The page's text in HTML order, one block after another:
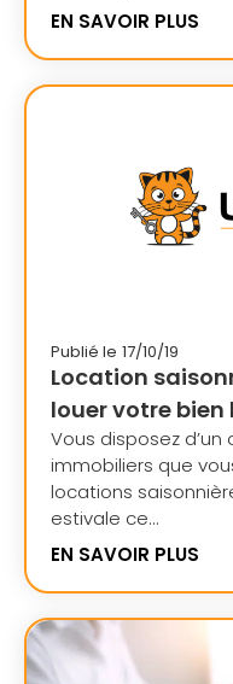
EN SAVOIR PLUS
Publié le 17/10/19
Location
louer votre bien
Vous disposez d’un
immobiliers que
locations
estivale ce...
EN SAVOIR PLUS